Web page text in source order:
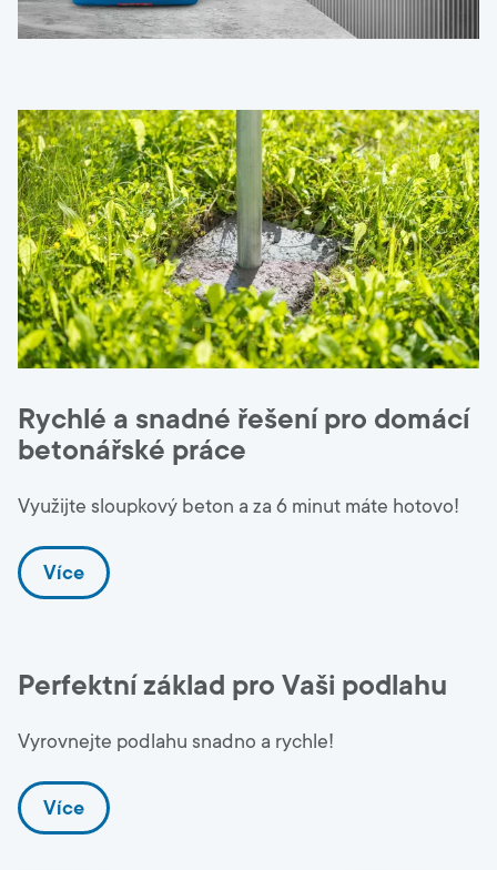
Rychlé a snadné řešení pro domácí
betonářské práce
Využijte sloupkový beton a za 6 minut máte hotovo!
Více
Perfektní základ pro Vaši podlahu
Vyrovnejte podlahu snadno a rychle!
Více